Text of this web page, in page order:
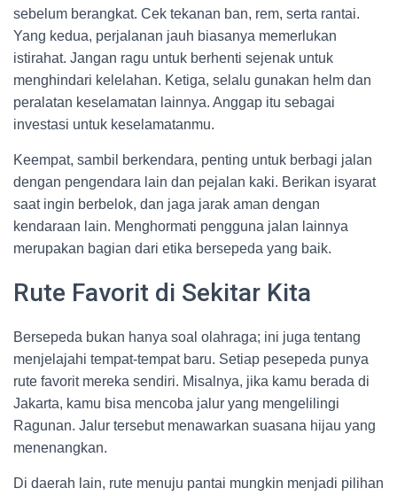
sebelum berangkat. Cek tekanan ban, rem, serta rantai.
Yang kedua, perjalanan jauh biasanya memerlukan
istirahat. Jangan ragu untuk berhenti sejenak untuk
menghindari kelelahan. Ketiga, selalu gunakan helm dan
peralatan keselamatan lainnya. Anggap itu sebagai
investasi untuk keselamatanmu.
Keempat, sambil berkendara, penting untuk berbagi jalan
dengan pengendara lain dan pejalan kaki. Berikan isyarat
saat ingin berbelok, dan jaga jarak aman dengan
kendaraan lain. Menghormati pengguna jalan lainnya
merupakan bagian dari etika bersepeda yang baik.
Rute Favorit di Sekitar Kita
Bersepeda bukan hanya soal olahraga; ini juga tentang
menjelajahi tempat-tempat baru. Setiap pesepeda punya
rute favorit mereka sendiri. Misalnya, jika kamu berada di
Jakarta, kamu bisa mencoba jalur yang mengelilingi
Ragunan. Jalur tersebut menawarkan suasana hijau yang
menenangkan.
Di daerah lain, rute menuju pantai mungkin menjadi pilihan